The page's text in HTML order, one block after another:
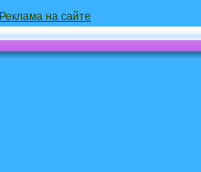
Реклама на сайте